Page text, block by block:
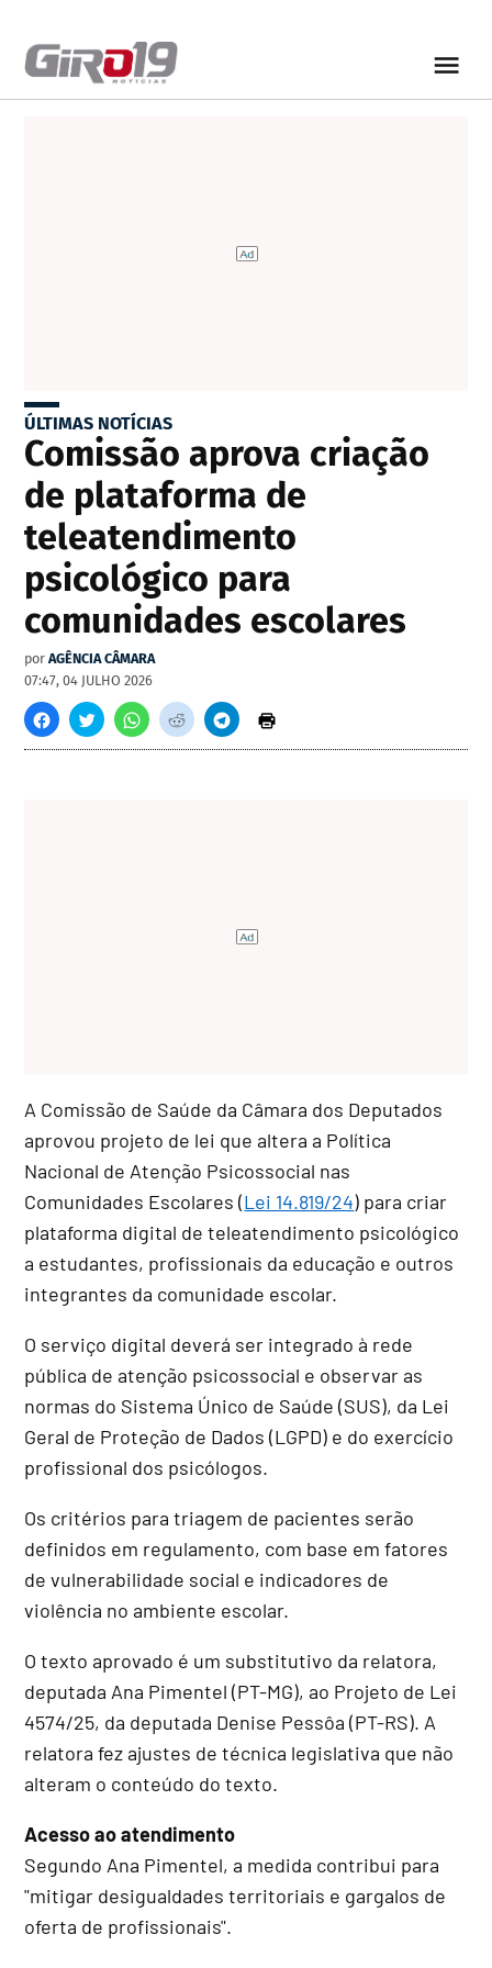
ÚLTIMAS NOTÍCIAS
Comissão aprova criação
de plataforma de
teleatendimento
psicológico para
comunidades escolares
por AGÊNCIA CÂMARA
07:47, 04 JULHO 2026
A Comissão de Saúde da Câmara dos Deputados
aprovou projeto de lei que altera a Política
Nacional de Atenção Psicossocial nas
Comunidades Escolares (Lei 14.819/24) para criar
plataforma digital de teleatendimento psicológico
a estudantes, profissionais da educação e outros
integrantes da comunidade escolar.
O serviço digital deverá ser integrado à rede
pública de atenção psicossocial e observar as
normas do Sistema Único de Saúde (SUS), da Lei
Geral de Proteção de Dados (LGPD) e do exercício
profissional dos psicólogos.
Os critérios para triagem de pacientes serão
definidos em regulamento, com base em fatores
de vulnerabilidade social e indicadores de
violência no ambiente escolar.
O texto aprovado é um substitutivo da relatora,
deputada Ana Pimentel (PT-MG), ao Projeto de Lei
4574/25, da deputada Denise Pessôa (PT-RS). A
relatora fez ajustes de técnica legislativa que não
alteram o conteúdo do texto.
Acesso ao atendimento
Segundo Ana Pimentel, a medida contribui para
"mitigar desigualdades territoriais e gargalos de
oferta de profissionais".